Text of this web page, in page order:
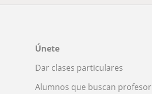
Únete
Dar clases particulares
Alumnos que buscan profesor